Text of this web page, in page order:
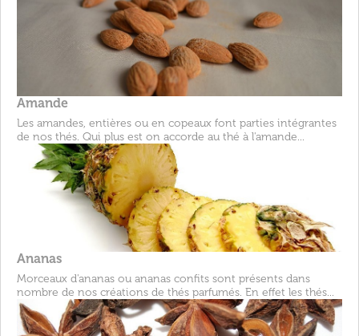
Amande
Les amandes, entières ou en copeaux font parties intégrantes
de nos thés. Qui plus est on accorde au thé à l'amande...
Ananas
Morceaux d'ananas ou ananas confits sont présents dans
nombre de nos créations de thés parfumés. En effet les thés...